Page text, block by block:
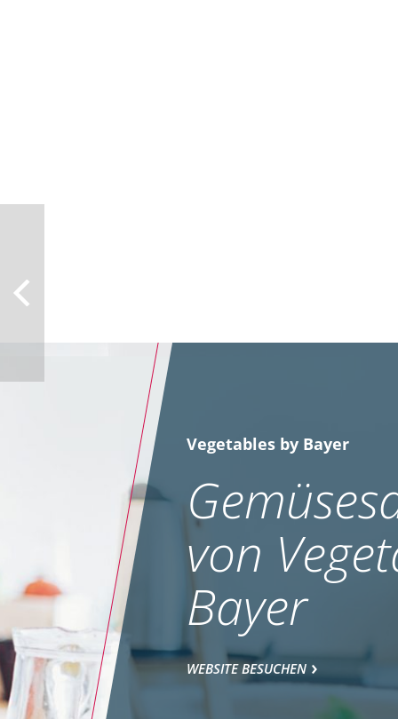
Vegetables by Bayer
von
Bayer
WEBSITE BESUCHEN